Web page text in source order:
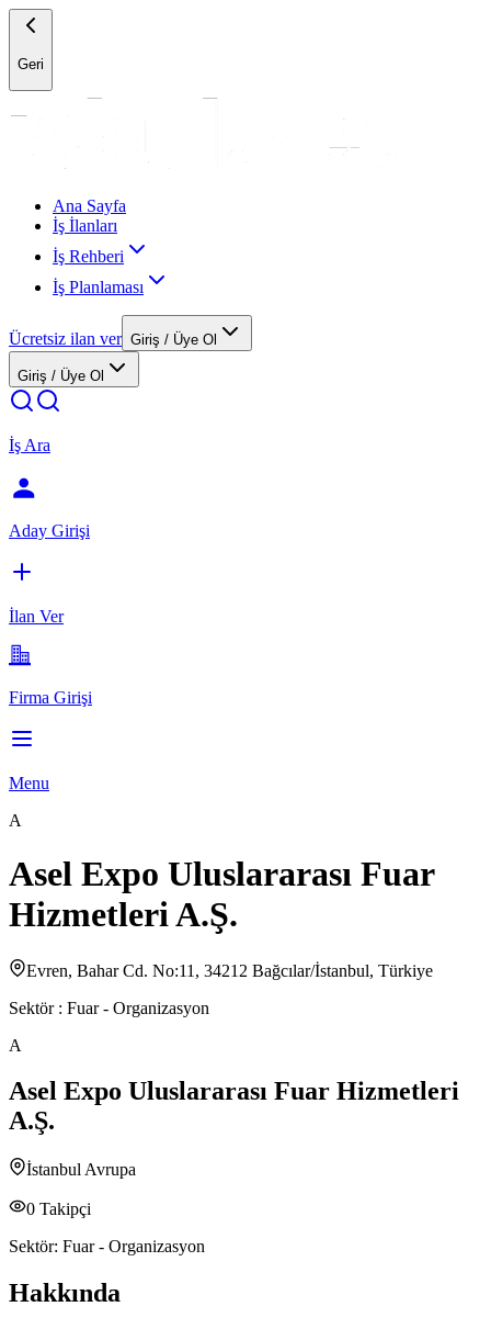
Geri
Ana Sayfa
İş İlanları
İş Rehberi
İş Planlaması
Ücretsiz ilan ver Giriş / Üye Ol
Giriş / Üye Ol
İş Ara
Aday Girişi
İlan Ver
Firma Girişi
Menu
A
Asel Expo Uluslararası Fuar
Hizmetleri A.Ş.
Evren, Bahar Cd. No:11, 34212 Bağcılar/İstanbul, Türkiye
Sektör : Fuar - Organizasyon
A
Asel Expo Uluslararası Fuar Hizmetleri
A.Ş.
İstanbul Avrupa
0 Takipçi
Sektör: Fuar - Organizasyon
Hakkında